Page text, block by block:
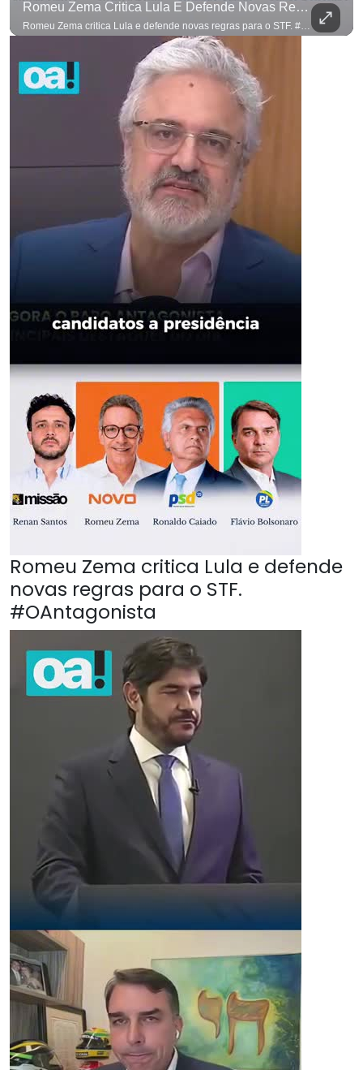
Romeu Zema Critica Lula E Defende Novas Regras Para O STF. #OAntagonista
Romeu Zema critica Lula e defende
novas regras para o STF.
#OAntagonista